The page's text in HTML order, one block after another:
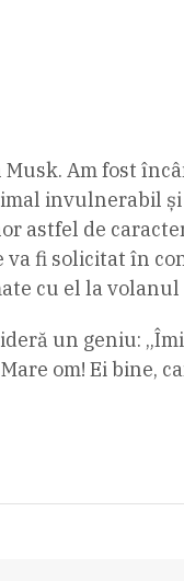
Am fost
invulnerabil
astfel de
fi solicitat în
cu el la
un geniu:
om! Ei bine,